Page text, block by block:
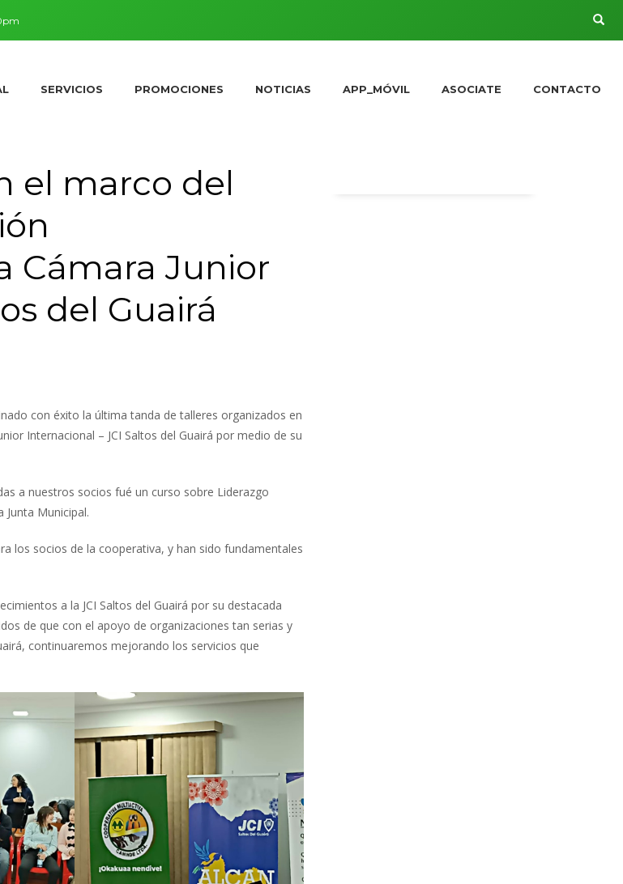
SERVICIOS PROMOCIONES NOTICIAS APP_MÓVIL ASOCIATE CONTACTO
el marco del
Cámara Junior
del Guairá
con éxito la última tanda de talleres organizados en
Internacional – JCI Saltos del Guairá por medio de su
a nuestros socios fué un curso sobre Liderazgo
Junta Municipal.
los socios de la cooperativa, y han sido fundamentales
a la JCI Saltos del Guairá por su destacada
de que con el apoyo de organizaciones tan serias y
continuaremos mejorando los servicios que